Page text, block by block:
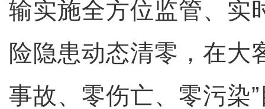
输实施全方位监管、实
险隐患动态清零，在大
事故、零伤亡、零污染